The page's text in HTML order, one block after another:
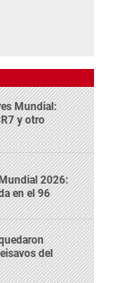
Mundial:
y otro
2026:
en el 96
del